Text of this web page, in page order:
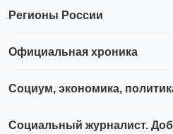
Регионы России
Официальная хроника
Социум, экономика,
Социальный журналист.